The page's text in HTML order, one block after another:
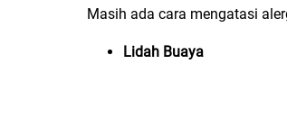
Masih ada cara mengatasi
Lidah Buaya